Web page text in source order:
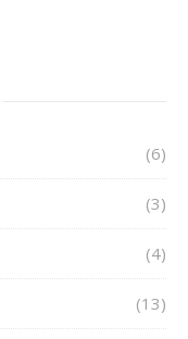
(6)
(3)
(4)
(13)